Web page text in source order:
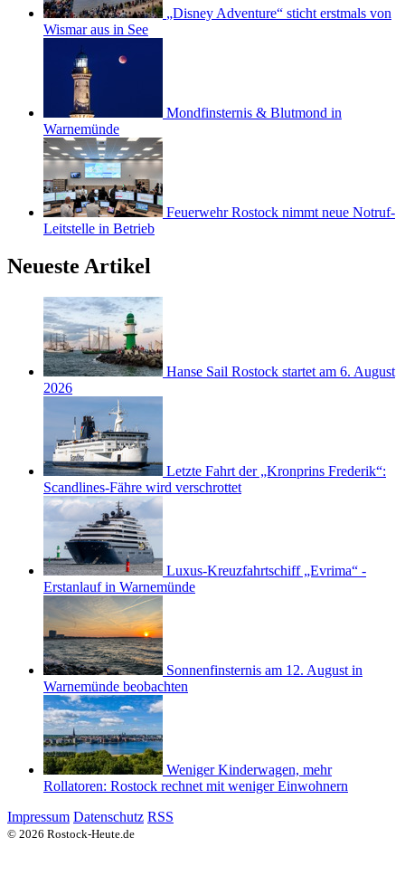
„Disney Adventure“ sticht erstmals von
Wismar aus in See
Mondfinsternis & Blutmond in
Warnemünde
Feuerwehr Rostock nimmt neue Notruf-
Leitstelle in Betrieb
Neueste Artikel
Hanse Sail Rostock startet am 6. August
2026
Letzte Fahrt der „Kronprins Frederik“:
Scandlines-Fähre wird verschrottet
Luxus-Kreuzfahrtschiff „Evrima“ -
Erstanlauf in Warnemünde
Sonnenfinsternis am 12. August in
Warnemünde beobachten
Weniger Kinderwagen, mehr
Rollatoren: Rostock rechnet mit weniger Einwohnern
Impressum Datenschutz RSS
© 2026 Rostock-Heute.de